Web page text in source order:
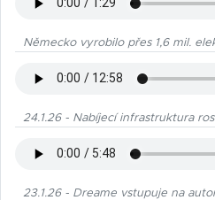
Německo vyrobilo přes 1,6 mil.
24.1.26 - Nabíjecí infrastruktura
23.1.26 - Dreame vstupuje na